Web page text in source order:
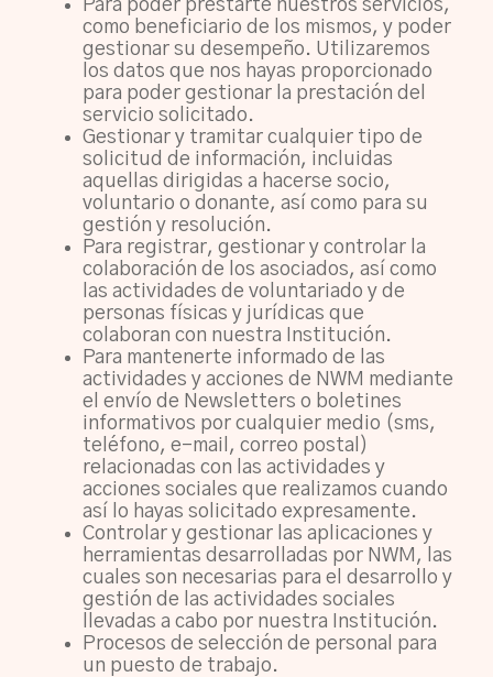
Para poder prestarte nuestros servicios,
como beneficiario de los mismos, y poder
gestionar su desempeño. Utilizaremos
los datos que nos hayas proporcionado
para poder gestionar la prestación del
servicio solicitado.
Gestionar y tramitar cualquier tipo de
solicitud de información, incluidas
aquellas dirigidas a hacerse socio,
voluntario o donante, así como para su
gestión y resolución.
Para registrar, gestionar y controlar la
colaboración de los asociados, así como
las actividades de voluntariado y de
personas físicas y jurídicas que
colaboran con nuestra Institución.
Para mantenerte informado de las
actividades y acciones de NWM mediante
el envío de Newsletters o boletines
informativos por cualquier medio (sms,
teléfono, e-mail, correo postal)
relacionadas con las actividades y
acciones sociales que realizamos cuando
así lo hayas solicitado expresamente.
Controlar y gestionar las aplicaciones y
herramientas desarrolladas por NWM, las
cuales son necesarias para el desarrollo y
gestión de las actividades sociales
llevadas a cabo por nuestra Institución.
Procesos de selección de personal para
un puesto de trabajo.